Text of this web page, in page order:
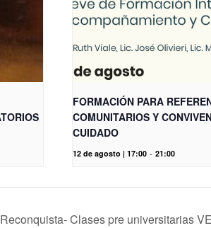
FORMACIÓN PARA
COMUNITARIOS Y
CUIDADO
12 de agosto | 17:00 - 21:00
Clases pre universitarias